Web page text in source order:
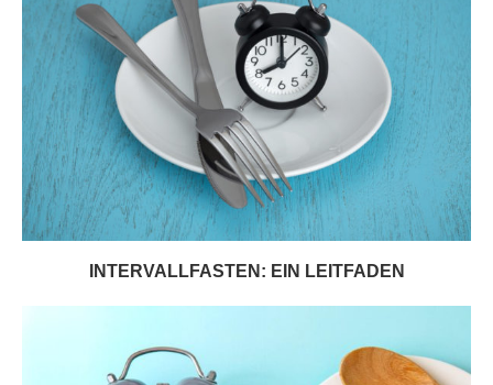
INTERVALLFASTEN: EIN LEITFADEN